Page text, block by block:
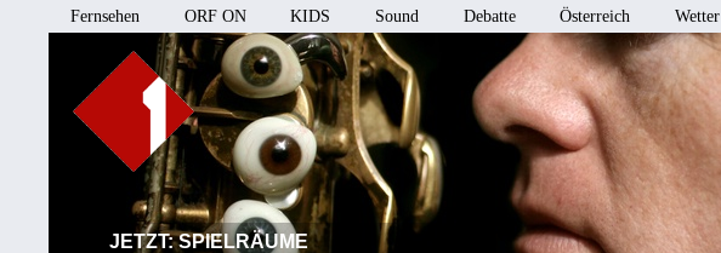
Fernsehen ORF ON KIDS Sound Debatte Österreich Wetter
JETZT: SPIELRÄUME